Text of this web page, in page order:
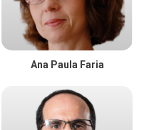
Ana Paula Faria